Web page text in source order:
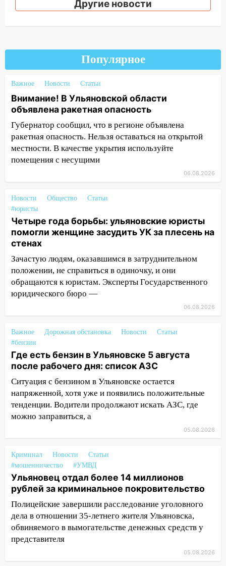
Где есть бензин в Ульяновске 5
сообщницу мошенников
Вешкайме посиделки с судимым
знакомым закончились для женщины
больницей
16:06 18-летняя девушка без прав
перевернулась на мопеде и попала в
больницу
15:32
летнего мопедиста
15:00
В Ульяновске после тройного ДТП
госпитализировали 25-летнего байкера
14:32 На Ульяновскую область
надвигается жара
14:08 Пешеход переходил по «зебре»:
13:30
Трудовой горело здание
13:00 Водитель без прав врезался в
припаркованный автомобиль
12:37 Переезжал «зебру» на
велосипеде и попал под колеса
11:33
В Засвияжье под колёса авто
попал мужчина
11:17
В Радищевском районе сгорели
хозяйственные постройки
11:00 В Канадее горел жилой дом
10:18 Губернатор Ульяновской области:
уничтожено четыре беспилотника в
Другие новости
Популярное
Важное Новости Статьи
Внимание! В Ульяновской области
объявлена ракетная опасность
Губернатор сообщил, что в регионе объявлена
ракетная опасность. Нельзя оставаться на открытой
местности. В качестве укрытия используйте
помещения с несущими
06.08.2026
Новости Общество
Статьи
#юристы
Четыре года борьбы: ульяновские юристы
помогли женщине засудить УК за плесень на
стенах
Зачастую людям, оказавшимся в затруднительном
положении, не справиться в одиночку, и они
обращаются к юристам. Эксперты Государственного
юридического бюро —
06.08.2026
Важное Дорожная обстановка Новости
Статьи
#бензин
Где есть бензин в Ульяновске 5 августа
после рабочего дня: список АЗС
Ситуация с бензином в Ульяновске остается
напряженной, хотя уже и появились положительные
тенденции. Водители продолжают искать АЗС, где
можно заправиться, а
05.08.2026
Криминал Новости
Статьи
#мошенничество
#УМВД
Ульяновец отдал более 14 миллионов
рублей за криминальное покровительство
Полицейские завершили расследование уголовного
дела в отношении 35-летнего жителя Ульяновска,
обвиняемого в вымогательстве денежных средств у
представителя
05.08.2026